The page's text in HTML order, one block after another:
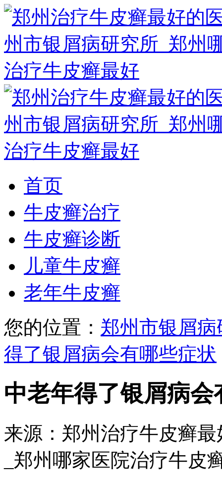
首页
牛皮癣治疗
牛皮癣诊断
儿童牛皮癣
老年牛皮癣
您的位置： 郑州市银屑病
得了银屑病会有哪些症状
中老年得了银屑病会
来源：郑州治疗牛皮癣
_郑州哪家医院治疗牛皮